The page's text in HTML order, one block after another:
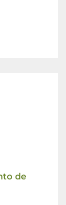
de